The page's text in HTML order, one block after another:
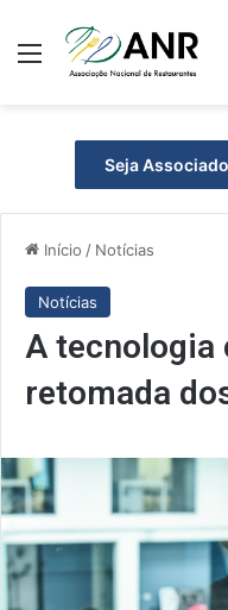
Menu
Seja Associado
Início / Notícias
Notícias
A tecnologia
retomada